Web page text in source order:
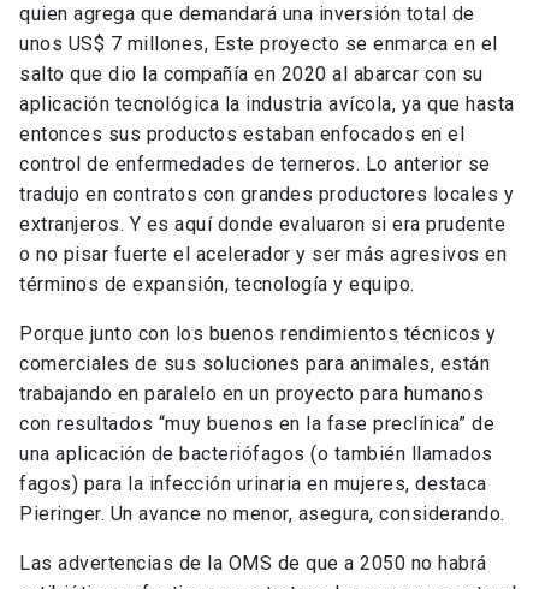
quien agrega que demandará una inversión total de
unos US$ 7 millones, Este proyecto se enmarca en el
salto que dio la compañía en 2020 al abarcar con su
aplicación tecnológica la industria avícola, ya que hasta
entonces sus productos estaban enfocados en el
control de enfermedades de terneros. Lo anterior se
tradujo en contratos con grandes productores locales y
extranjeros. Y es aquí donde evaluaron si era prudente
o no pisar fuerte el acelerador y ser más agresivos en
términos de expansión, tecnología y equipo.
Porque junto con los buenos rendimientos técnicos y
comerciales de sus soluciones para animales, están
trabajando en paralelo en un proyecto para humanos
con resultados “muy buenos en la fase preclínica” de
una aplicación de bacteriófagos (o también llamados
fagos) para la infección urinaria en mujeres, destaca
Pieringer. Un avance no menor, asegura, considerando.
Las advertencias de la OMS de que a 2050 no habrá